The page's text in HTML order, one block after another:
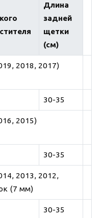
Длина
задней
щетки
(см)
2018, 2017)
30-35
2015)
30-35
2013, 2012,
(7 мм)
30-35